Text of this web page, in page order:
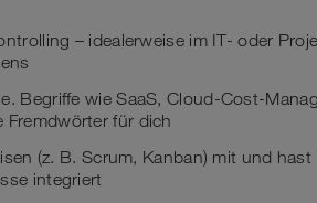
– idealerweise im IT- oder
Begriffe wie SaaS, Cloud-Cost-
Fremdwörter für dich
(z. B. Scrum, Kanban) mit und
integriert